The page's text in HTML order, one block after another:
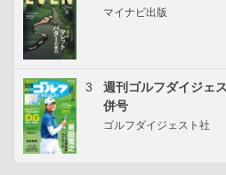
マイナビ出版
3
週刊ゴルフダイジェ
併号
ゴルフダイジェスト社